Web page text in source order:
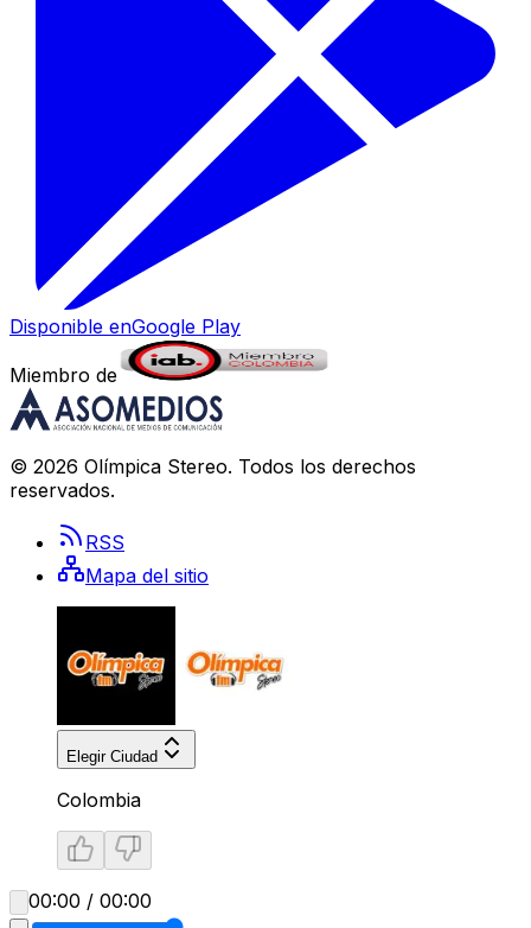
Disponible enGoogle Play
Miembro de
© 2026 Olímpica Stereo. Todos los derechos
reservados.
RSS
Mapa del sitio
Elegir Ciudad
Colombia
00:00 / 00:00